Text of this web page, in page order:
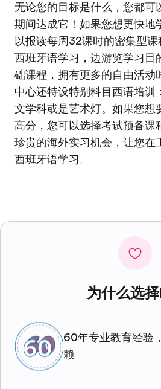
无论您的目标是什么，您都可
期间达成它！如果您想更快地
以报读每周32课时的密集型
西班牙语学习，边游览学习目
础课程，拥有更多的自由活动
中心还特设特别科目西语培训
文学科或是艺术灯。如果您想
高分，您可以选择考试预备课
珍贵的海外实习机会，让您在
西班牙语学习。
为什么选
60年专业教育经验
赖